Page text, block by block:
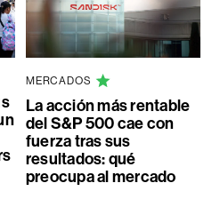
MERCADOS
La acción más rentable
del S&P 500 cae con
fuerza tras sus
resultados: qué
preocupa al mercado